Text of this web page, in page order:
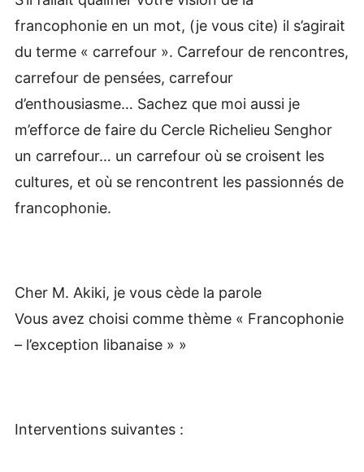
francophonie en un mot, (je vous cite) il s’agirait
du terme « carrefour ». Carrefour de rencontres,
carrefour de pensées, carrefour
d’enthousiasme… Sachez que moi aussi je
m’efforce de faire du Cercle Richelieu Senghor
un carrefour… un carrefour où se croisent les
cultures, et où se rencontrent les passionnés de
francophonie.
Cher M. Akiki, je vous cède la parole
Vous avez choisi comme thème « Francophonie
– l’exception libanaise » »
Interventions suivantes :